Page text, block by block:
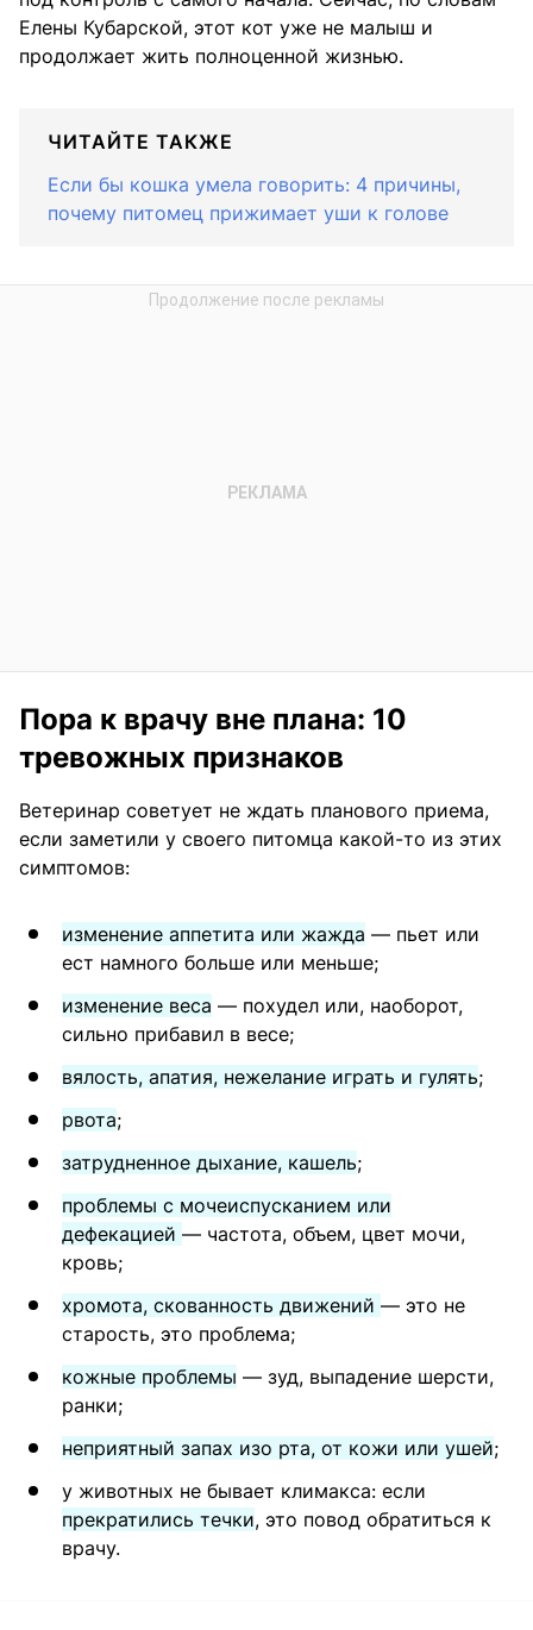
Елены Кубарской, этот кот уже не малыш и
продолжает жить полноценной жизнью.
ЧИТАЙТЕ ТАКЖЕ
Если бы кошка умела говорить: 4 причины,
почему питомец прижимает уши к голове
Пора к врачу вне плана: 10
тревожных признаков
Ветеринар советует не ждать планового приема,
если заметили у своего питомца какой-то из этих
симптомов:
изменение аппетита или жажда — пьет или
ест намного больше или меньше;
изменение веса — похудел или, наоборот,
сильно прибавил в весе;
вялость, апатия, нежелание играть и гулять;
рвота;
затрудненное дыхание, кашель;
проблемы с мочеиспусканием или
дефекацией — частота, объем, цвет мочи,
кровь;
хромота, скованность движений — это не
старость, это проблема;
кожные проблемы — зуд, выпадение шерсти,
ранки;
неприятный запах изо рта, от кожи или ушей;
у животных не бывает климакса: если
прекратились течки, это повод обратиться к
врачу.